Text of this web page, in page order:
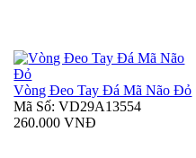
Vòng Đeo Tay Đá Mã Não Đỏ
Mã Số: VD29A13554
260.000 VNĐ